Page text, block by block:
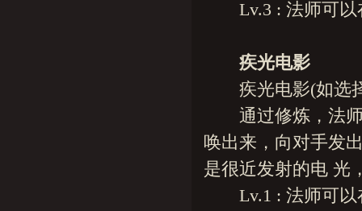
Lv.3 : 法师可以
疾光电影
疾光电影(如选择
通过修炼，法师
唤出来，向对手发
是很近发射的电 光
Lv.1 : 法师可以